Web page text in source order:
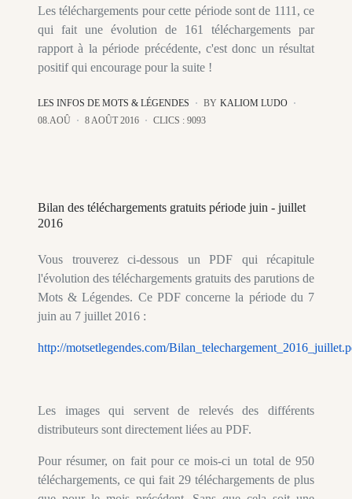
Les téléchargements pour cette période sont de 1111, ce
qui fait une évolution de 161 téléchargements par
rapport à la période précédente, c'est donc un résultat
positif qui encourage pour la suite !
LES INFOS DE MOTS & LÉGENDES BY KALIOM LUDO
08.AOÛ
8 AOÛT 2016 CLICS : 9093
Bilan des téléchargements gratuits période juin - juillet
2016
Vous trouverez ci-dessous un PDF qui récapitule
l'évolution des téléchargements gratuits des parutions de
Mots & Légendes. Ce PDF concerne la période du 7
juin au 7 juillet 2016 :
http://motsetlegendes.com/
Les images qui servent de relevés des différents
distributeurs sont directement liées au PDF.
Pour résumer, on fait pour ce mois-ci un total de 950
téléchargements, ce qui fait 29 téléchargements de plus